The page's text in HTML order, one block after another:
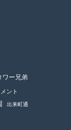
ワー兄弟
ント
出来町通